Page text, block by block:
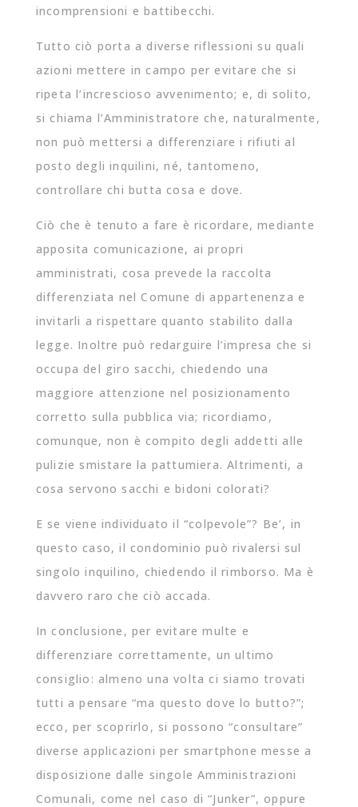
incomprensioni e battibecchi.
Tutto ciò porta a diverse riflessioni su quali
azioni mettere in campo per evitare che si
ripeta l’increscioso avvenimento; e, di solito,
si chiama l’Amministratore che, naturalmente,
non può mettersi a differenziare i rifiuti al
posto degli inquilini, né, tantomeno,
controllare chi butta cosa e dove.
Ciò che è tenuto a fare è ricordare, mediante
apposita comunicazione, ai propri
amministrati, cosa prevede la raccolta
differenziata nel Comune di appartenenza e
invitarli a rispettare quanto stabilito dalla
legge. Inoltre può redarguire l’impresa che si
occupa del giro sacchi, chiedendo una
maggiore attenzione nel posizionamento
corretto sulla pubblica via; ricordiamo,
comunque, non è compito degli addetti alle
pulizie smistare la pattumiera. Altrimenti, a
cosa servono sacchi e bidoni colorati?
E se viene individuato il “colpevole”? Be’, in
questo caso, il condominio può rivalersi sul
singolo inquilino, chiedendo il rimborso. Ma è
davvero raro che ciò accada.
In conclusione, per evitare multe e
differenziare correttamente, un ultimo
consiglio: almeno una volta ci siamo trovati
tutti a pensare “ma questo dove lo butto?”;
ecco, per scoprirlo, si possono “consultare”
diverse applicazioni per smartphone messe a
disposizione dalle singole Amministrazioni
Comunali, come nel caso di “Junker”, oppure